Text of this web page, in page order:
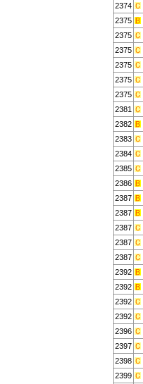
2374
2375
2375
2375
2375
2375
2375
2381
2382
2383
2384
2385
2386
2387
2387
2387
2387
2387
2392
2392
2392
2392
2396
2397
2398
2399